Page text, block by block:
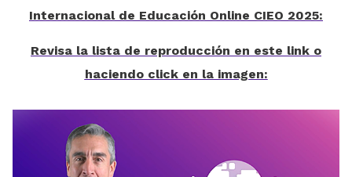
Internacional de Educación Online CIEO 2025:
Revisa la lista de reproducción en este link o
haciendo click en la imagen: